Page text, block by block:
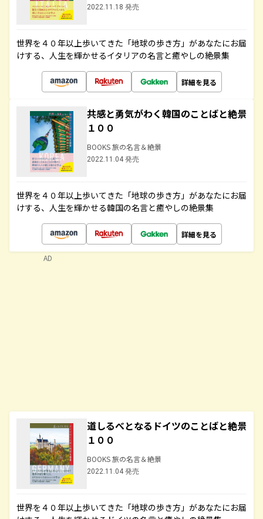
2022.11.18 発売
世界を４０年以上歩いてきた「地球の歩き方」があなたにお届
けする、人生を輝かせるイタリアの名言と癒やしの絶景集
詳細を見る
共感と勇気がわく韓国のことばと絶景
１００
BOOKS 旅の名言＆絶景
2022.11.04 発売
世界を４０年以上歩いてきた「地球の歩き方」があなたにお届
けする、人生を輝かせる韓国の名言と癒やしの絶景集
詳細を見る
道しるべとなるドイツのことばと絶景
１００
BOOKS 旅の名言＆絶景
2022.11.04 発売
世界を４０年以上歩いてきた「地球の歩き方」があなたにお届
AD